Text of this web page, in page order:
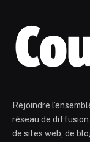
Rejoindre
réseau de
de sites web, de